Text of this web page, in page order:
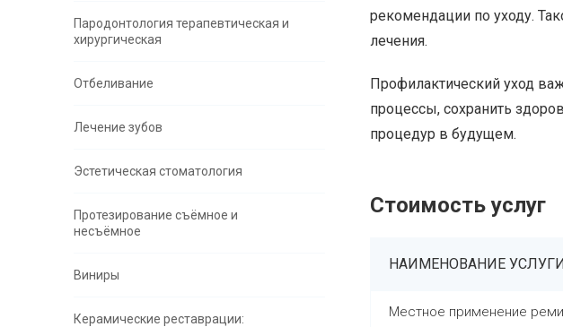
Пародонтология терапевтическая и
хирургическая
Отбеливание
Лечение зубов
Эстетическая стоматология
Протезирование съёмное и
несъёмное
Виниры
Керамические реставрации:
рекомендации по уходу.
лечения.
Профилактический уход
процессы, сохранить
процедур в будущем.
Стоимость услуг
НАИМЕНОВАНИЕ
Местное применение